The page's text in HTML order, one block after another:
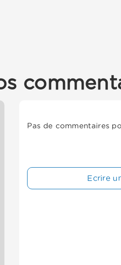
Pas de commentaires
Ecrire